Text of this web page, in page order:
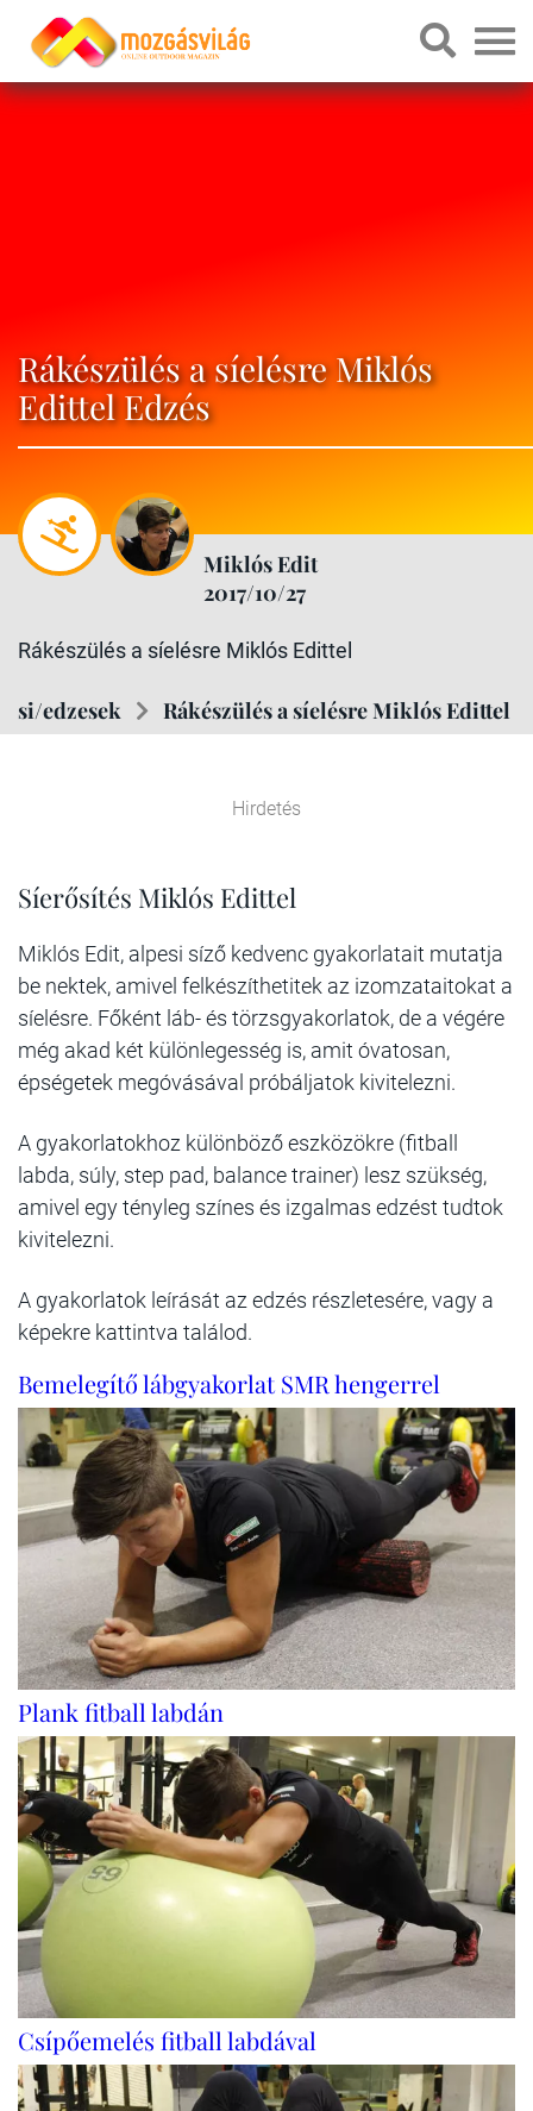
Rákészülés a síelésre Miklós
Edittel Edzés
Miklós Edit
2017/10/27
Rákészülés a síelésre Miklós Edittel
si/edzesek Rákészülés a síelésre Miklós Edittel
Hirdetés
Síerősítés Miklós Edittel
Miklós Edit, alpesi síző kedvenc gyakorlatait mutatja
be nektek, amivel felkészíthetitek az izomzataitokat a
síelésre. Főként láb- és törzsgyakorlatok, de a végére
még akad két különlegesség is, amit óvatosan,
épségetek megóvásával próbáljatok kivitelezni.
A gyakorlatokhoz különböző eszközökre (fitball
labda, súly, step pad, balance trainer) lesz szükség,
amivel egy tényleg színes és izgalmas edzést tudtok
kivitelezni.
A gyakorlatok leírását az edzés részletesére, vagy a
képekre kattintva találod.
Bemelegítő lábgyakorlat SMR hengerrel
Plank fitball labdán
Csípőemelés fitball labdával